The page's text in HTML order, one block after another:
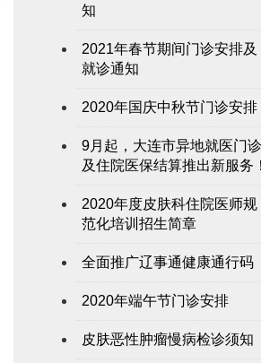
知
2021年春节期间门诊安排及
就诊通知
2020年国庆中秋节门诊安排
9月起，大连市异地就医门诊
及住院医保结算推出新服务！
2020年度皮肤科住院医师规
范化培训招生简章
全面推广辽事通健康通行码
2020年端午节门诊安排
皮肤恶性肿瘤慢病检诊须知